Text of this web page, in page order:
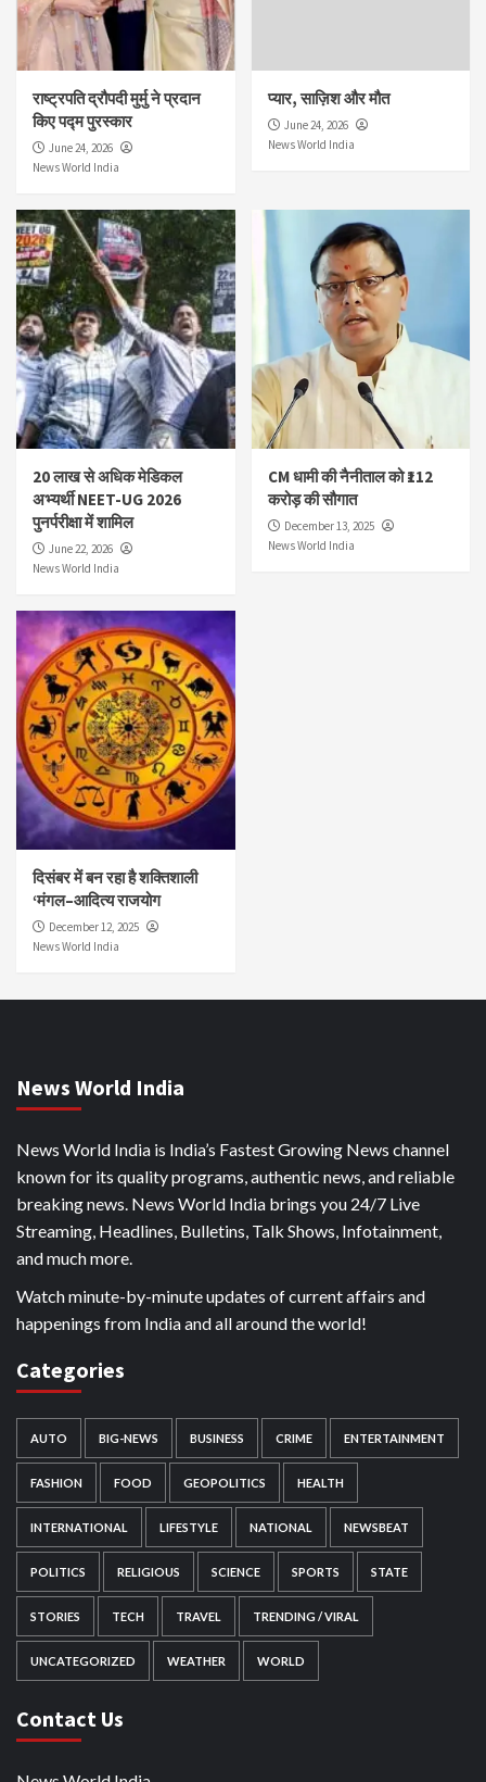
राष्ट्रपति द्रौपदी मुर्मु ने प्रदान
किए पद्म पुरस्कार
June 24, 2026
News World India
प्यार, साज़िश और मौत
June 24, 2026
News World India
20 लाख से अधिक मेडिकल
अभ्यर्थी NEET-UG 2026
पुनर्परीक्षा में शामिल
June 22, 2026
News World India
CM धामी की नैनीताल को ₹112
करोड़ की सौगात
December 13, 2025
News World India
दिसंबर में बन रहा है शक्तिशाली
‘मंगल–आदित्य राजयोग
December 12, 2025
News World India
News World India
News World India is India’s Fastest Growing News channel
known for its quality programs, authentic news, and reliable
breaking news. News World India brings you 24/7 Live
Streaming, Headlines, Bulletins, Talk Shows, Infotainment,
and much more.
Watch minute-by-minute updates of current affairs and
happenings from India and all around the world!
Categories
AUTO BIG-NEWS BUSINESS CRIME ENTERTAINMENT
FASHION FOOD GEOPOLITICS HEALTH
INTERNATIONAL LIFESTYLE NATIONAL NEWSBEAT
POLITICS RELIGIOUS SCIENCE SPORTS STATE
STORIES TECH TRAVEL TRENDING / VIRAL
UNCATEGORIZED WEATHER WORLD
Contact Us